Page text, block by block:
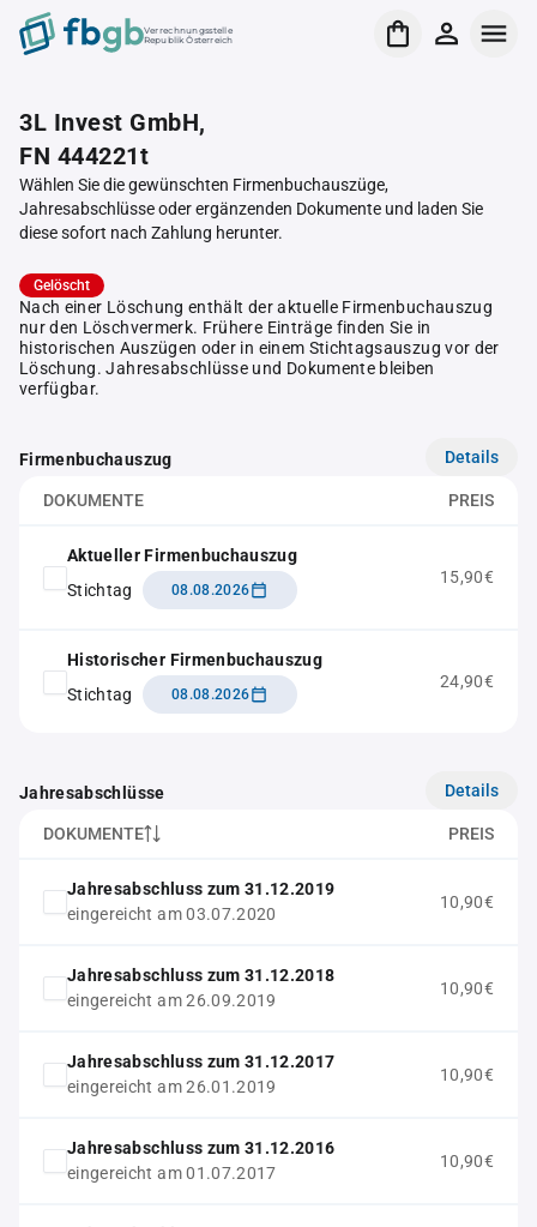
Verrechnungsstelle
Republik Österreich
3L Invest GmbH,
FN 444221t
Wählen Sie die gewünschten Firmenbuchauszüge,
Jahresabschlüsse oder ergänzenden Dokumente und laden Sie
diese sofort nach Zahlung herunter.
Gelöscht
Nach einer Löschung enthält der aktuelle Firmenbuchauszug
nur den Löschvermerk. Frühere Einträge finden Sie in
historischen Auszügen oder in einem Stichtagsauszug vor der
Löschung. Jahresabschlüsse und Dokumente bleiben
verfügbar.
Firmenbuchauszug Details
DOKUMENTE PREIS
Aktueller Firmenbuchauszug
Stichtag
08.08.2026
15,90€
Historischer Firmenbuchauszug
Stichtag
08.08.2026
24,90€
Jahresabschlüsse Details
DOKUMENTE PREIS
Jahresabschluss zum 31.12.2019
eingereicht am 03.07.2020
10,90€
Jahresabschluss zum 31.12.2018
eingereicht am 26.09.2019
10,90€
Jahresabschluss zum 31.12.2017
eingereicht am 26.01.2019
10,90€
Jahresabschluss zum 31.12.2016
eingereicht am 01.07.2017
10,90€